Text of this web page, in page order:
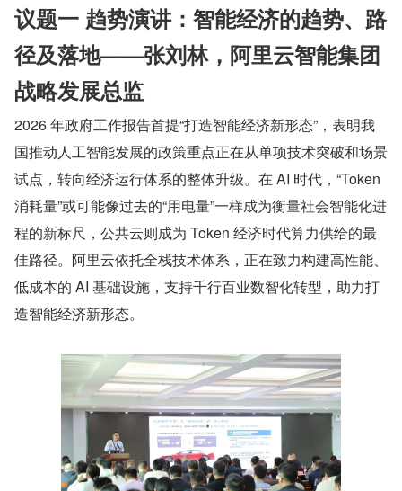
议题一 趋势演讲：智能经济的趋势、路
径及落地——张刘林，阿里云智能集团
战略发展总监
2026 年政府工作报告首提“打造智能经济新形态”，表明我
国推动人工智能发展的政策重点正在从单项技术突破和场景
试点，转向经济运行体系的整体升级。在 AI 时代，“Token
消耗量”或可能像过去的“用电量”一样成为衡量社会智能化进
程的新标尺，公共云则成为 Token 经济时代算力供给的最
佳路径。阿里云依托全栈技术体系，正在致力构建高性能、
低成本的 AI 基础设施，支持千行百业数智化转型，助力打
造智能经济新形态。